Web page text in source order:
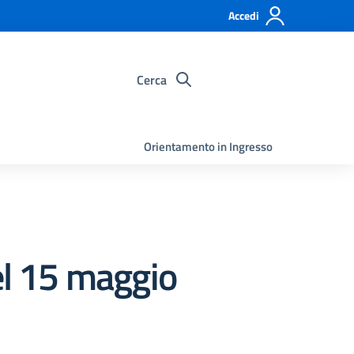
Accedi
Cerca
Orientamento in Ingresso
15 maggio